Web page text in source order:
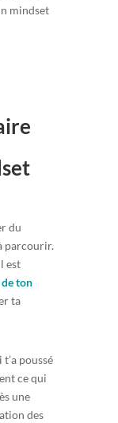
mindset
du
parcourir.
est
ton
ta
poussé
ce qui
une
des